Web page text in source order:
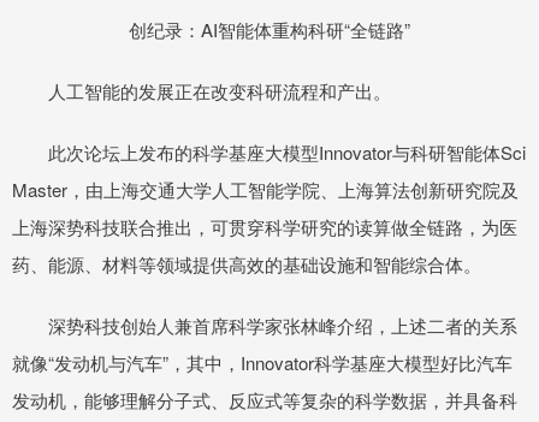
创纪录：AI智能体重构科研“全链路”
人工智能的发展正在改变科研流程和产出。
此次论坛上发布的科学基座大模型Innovator与科研智能体Sci
Master，由上海交通大学人工智能学院、上海算法创新研究院及
上海深势科技联合推出，可贯穿科学研究的读算做全链路，为医
药、能源、材料等领域提供高效的基础设施和智能综合体。
深势科技创始人兼首席科学家张林峰介绍，上述二者的关系
就像“发动机与汽车”，其中，Innovator科学基座大模型好比汽车
发动机，能够理解分子式、反应式等复杂的科学数据，并具备科